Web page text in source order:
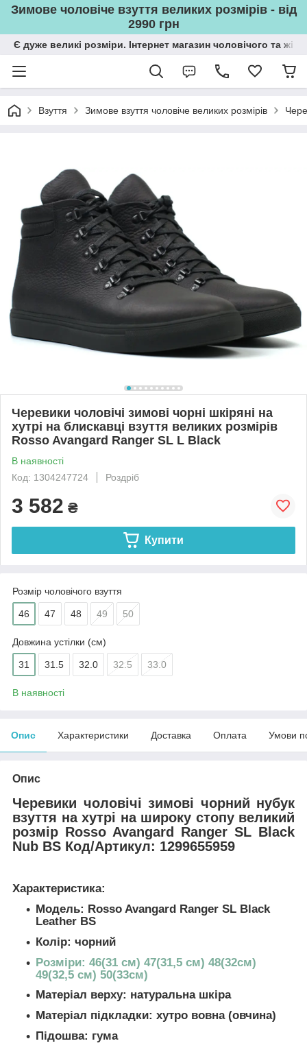
Зимове чоловіче взуття великих розмірів - від
2990 грн
Є дуже великі розміри. Інтернет магазин чоловічого та
Взуття Зимове взуття чоловіче великих розмірів
Черевики чоловічі зимові чорні шкіряні на
хутрі на блискавці взуття великих розмірів
Rosso Avangard Ranger SL L Black
В наявності
Код: 1304247724
Роздріб
3 582 ₴
Купити
Розмір чоловічого взуття
46 47 48 49 50
Довжина устілки (см)
31 31.5 32.0 32.5 33.0
В наявності
Опис Характеристики Доставка Оплата Умови
Опис
Черевики чоловічі зимові чорний нубук
взуття на хутрі на широку стопу великий
розмір Rosso Avangard Ranger SL Black
Nub BS Код/Артикул: 1299655959
Характеристика:
Модель: Rosso Avangard Ranger SL Black
Leather BS
Колір: чорний
Розміри: 46(31 см) 47(31,5 см) 48(32см)
49(32,5 см) 50(33см)
Матеріал верху: натуральна шкіра
Матеріал підкладки: хутро вовна (овчина)
Підошва: гума